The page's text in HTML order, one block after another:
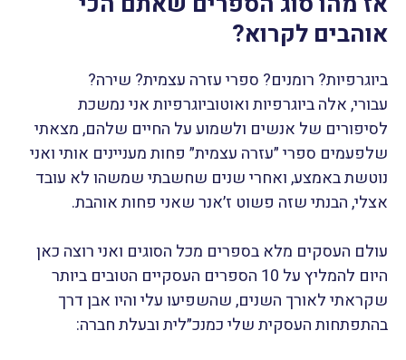
אוהבים לקרוא?
ביוגרפיות? רומנים? ספרי עזרה עצמית? שירה?
עבורי, אלה ביוגרפיות ואוטוביוגרפיות אני נמשכת
לסיפורים של אנשים ולשמוע על החיים שלהם, מצאתי
שלפעמים ספרי ״עזרה עצמית״ פחות מעניינים אותי ואני
נוטשת באמצע, ואחרי שנים שחשבתי שמשהו לא עובד
אצלי, הבנתי שזה פשוט ז׳אנר שאני פחות אוהבת.
עולם העסקים מלא בספרים מכל הסוגים ואני רוצה כאן
היום להמליץ על 10 הספרים העסקיים הטובים ביותר
שקראתי לאורך השנים, שהשפיעו עלי והיו אבן דרך
בהתפתחות העסקית שלי כמנכ״לית ובעלת חברה: